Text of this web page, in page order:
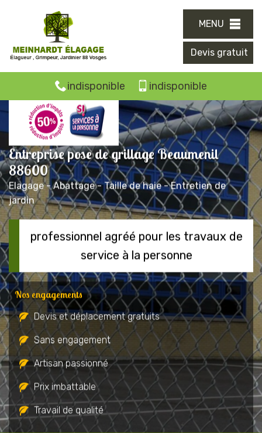
MENU
Devis gratuit
indisponible indisponible
Entreprise pose de grillage Beaumenil
88600
Elagage - Abattage - Taille de haie - Entretien de
jardin
professionnel agréé pour les travaux de
service à la personne
Nos engagements
Devis et déplacement gratuits
Sans engagement
Artisan passionné
Prix imbattable
Travail de qualité